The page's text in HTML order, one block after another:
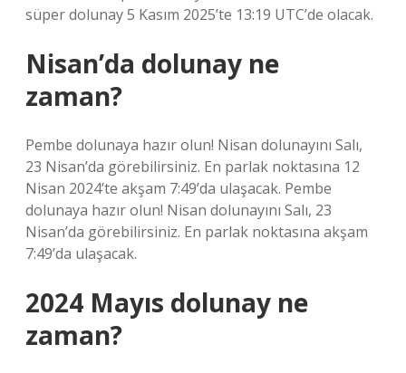
süper dolunay 5 Kasım 2025’te 13:19 UTC’de olacak.
Nisan’da dolunay ne
zaman?
Pembe dolunaya hazır olun! Nisan dolunayını Salı,
23 Nisan’da görebilirsiniz. En parlak noktasına 12
Nisan 2024’te akşam 7:49’da ulaşacak. Pembe
dolunaya hazır olun! Nisan dolunayını Salı, 23
Nisan’da görebilirsiniz. En parlak noktasına akşam
7:49’da ulaşacak.
2024 Mayıs dolunay ne
zaman?